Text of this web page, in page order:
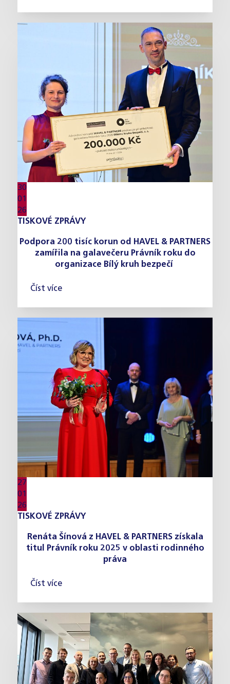
30
01
26
TISKOVÉ ZPRÁVY
Podpora 200 tisíc korun od HAVEL & PARTNERS
zamířila na galavečeru Právník roku do
organizace Bílý kruh bezpečí
Číst více
27
01
26
TISKOVÉ ZPRÁVY
Renáta Šínová z HAVEL & PARTNERS získala
titul Právník roku 2025 v oblasti rodinného
práva
Číst více